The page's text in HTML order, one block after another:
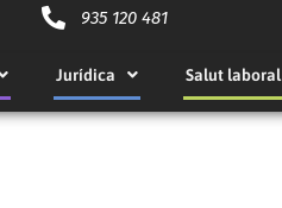
935 120 481
Jurídica Salut laboral